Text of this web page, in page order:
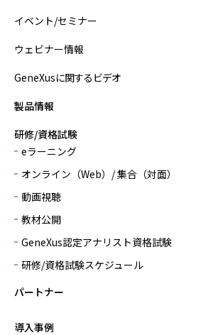
イベント/セミナー
ウェビナー情報
GeneXusに関するビデオ
製品情報
研修/資格試験
eラーニング
オンライン（Web）/ 集合（対面）
動画視聴
教材公開
GeneXus認定アナリスト資格試験
研修/資格試験スケジュール
パートナー
導入事例